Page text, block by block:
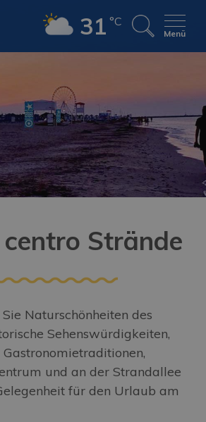
31 °C
Menü
Strände
Naturschönheiten des
Sehenswürdigkeiten,
und an der Strandallee
für den Urlaub am